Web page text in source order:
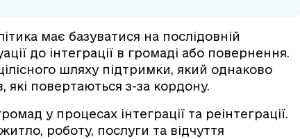
має базуватися на послідовній
до інтеграції в громаді або повернення.
шляху підтримки, який однаково
які повертаються з-за кордону.
у процесах інтеграції та реінтеграції.
роботу, послуги та відчуття